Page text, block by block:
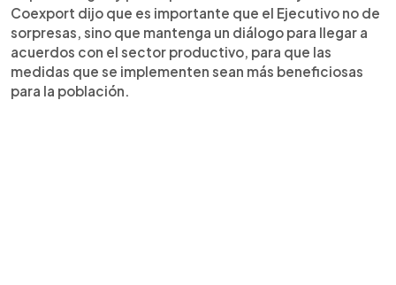
Coexport dijo que es importante que el Ejecutivo no de
sorpresas, sino que mantenga un diálogo para llegar a
acuerdos con el sector productivo, para que las
medidas que se implementen sean más beneficiosas
para la población.